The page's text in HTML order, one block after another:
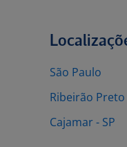
São Paulo
Ribeirão Preto
Cajamar - SP